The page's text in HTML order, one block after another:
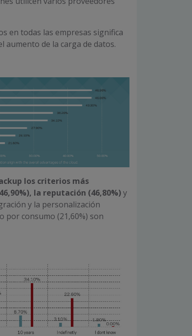
en todas las empresas significa
aumento de la carga de datos.
los criterios más
la reputación (46,80%)y
y la personalización
por consumo (21,60%) son